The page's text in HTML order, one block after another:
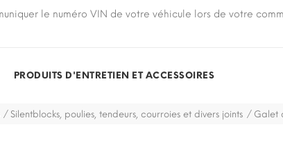
le numéro VIN de votre véhicule lors de votre
PRODUITS D'ENTRETIEN ET ACCESSOIRES
Silentblocks, poulies, tendeurs, courroies et divers joints Galet